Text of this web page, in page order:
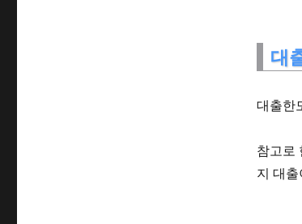
대
대출한
참고로
지 대